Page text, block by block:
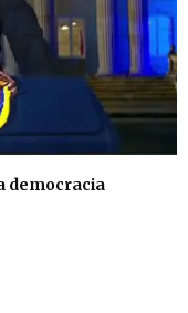
democracia